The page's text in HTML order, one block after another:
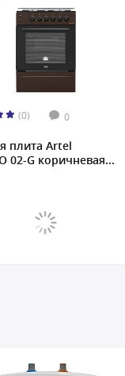
(0) 0
плита Artel
02-G коричневая...